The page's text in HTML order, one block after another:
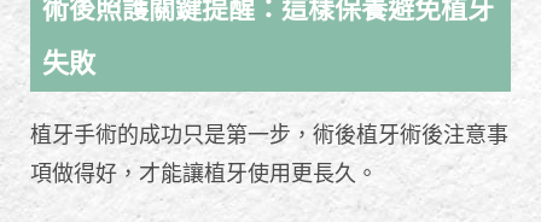
術後照護關鍵提醒：這樣保養避免植牙
失敗
植牙手術的成功只是第一步，術後植牙術後注意事
項做得好，才能讓植牙使用更長久。